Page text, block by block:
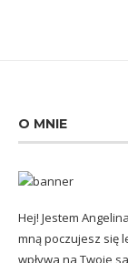
O MNIE
Hej! Jestem
mną poczujesz się
wpływa na Twoje